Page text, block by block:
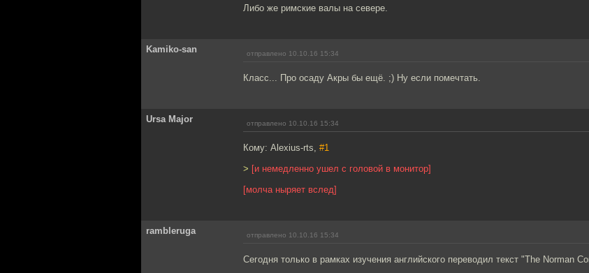
Либо же римские валы на севере.
Kamiko-san отправлено 10.10.16 15:34
Класс... Про осаду Акры бы ещё. ;) Ну если помечтать.
Ursa Major отправлено 10.10.16 15:34
Кому: Alexius-rts, #1
> [и немедленно ушел с головой в монитор]
[молча ныряет вслед]
rambleruga отправлено 10.10.16 15:34
Сегодня только в рамках изучения английского переводил текст "The Norman